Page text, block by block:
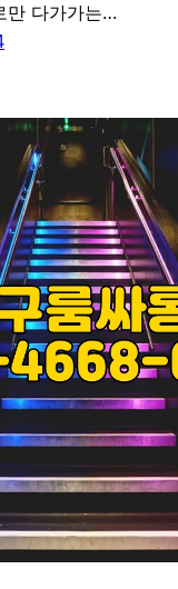
만 다가가는…